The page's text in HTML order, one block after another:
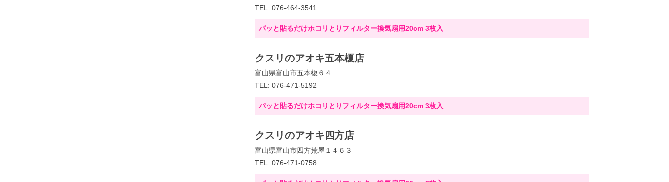
TEL: 076-464-3541
パッと貼るだけホコリとりフィルター換気扇用20cm 3枚入
クスリのアオキ五本榎店
富山県富山市五本榎６４
TEL: 076-471-5192
パッと貼るだけホコリとりフィルター換気扇用20cm 3枚入
クスリのアオキ四方店
富山県富山市四方荒屋１４６３
TEL: 076-471-0758